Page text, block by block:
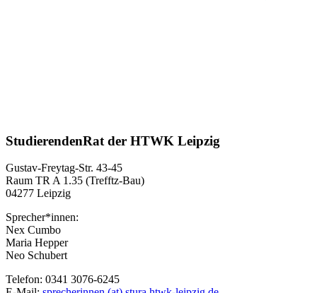
StudierendenRat der HTWK Leipzig
Gustav-Freytag-Str. 43-45
Raum TR A 1.35 (Trefftz-Bau)
04277 Leipzig
Sprecher*innen:
Nex Cumbo
Maria Hepper
Neo Schubert
Telefon: 0341 3076-6245